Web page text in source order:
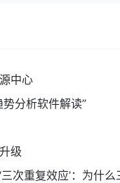
中心
分析软件解读”
级
次重复效应’：为什么